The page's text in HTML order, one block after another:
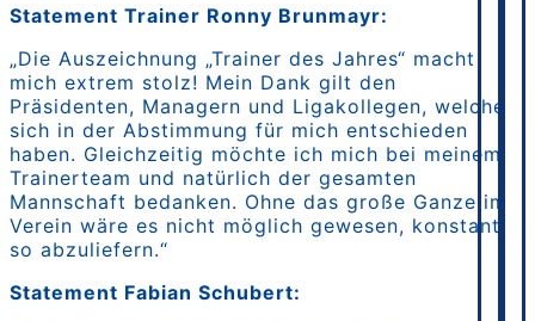
Statement Trainer Ronny Brunmayr:
„Die Auszeichnung „Trainer des Jahres“ macht
mich extrem stolz! Mein Dank gilt den
Präsidenten, Managern und Ligakollegen, welche
sich in der Abstimmung für mich entschieden
haben. Gleichzeitig möchte ich mich bei meinem
Trainerteam und natürlich der gesamten
Mannschaft bedanken. Ohne das große Ganze im
Verein wäre es nicht möglich gewesen, konstant
so abzuliefern.“
Statement Fabian Schubert: